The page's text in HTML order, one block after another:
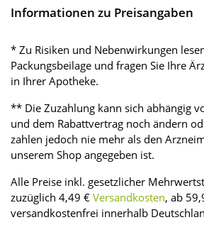
Informationen zu Preisangaben
* Zu Risiken und Nebenwirkungen
Packungsbeilage und fragen Sie Ihre
in Ihrer Apotheke.
** Die Zuzahlung kann sich abhängig
und dem Rabattvertrag noch ändern
zahlen jedoch nie mehr als den
unserem Shop angegeben ist.
Alle Preise inkl. gesetzlicher
zuzüglich 4,49 € Versandkosten, ab
versandkostenfrei innerhalb